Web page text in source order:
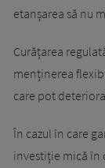
etanșarea să nu
Curățarea
menținerea
care pot
În cazul în care
investiție mică în